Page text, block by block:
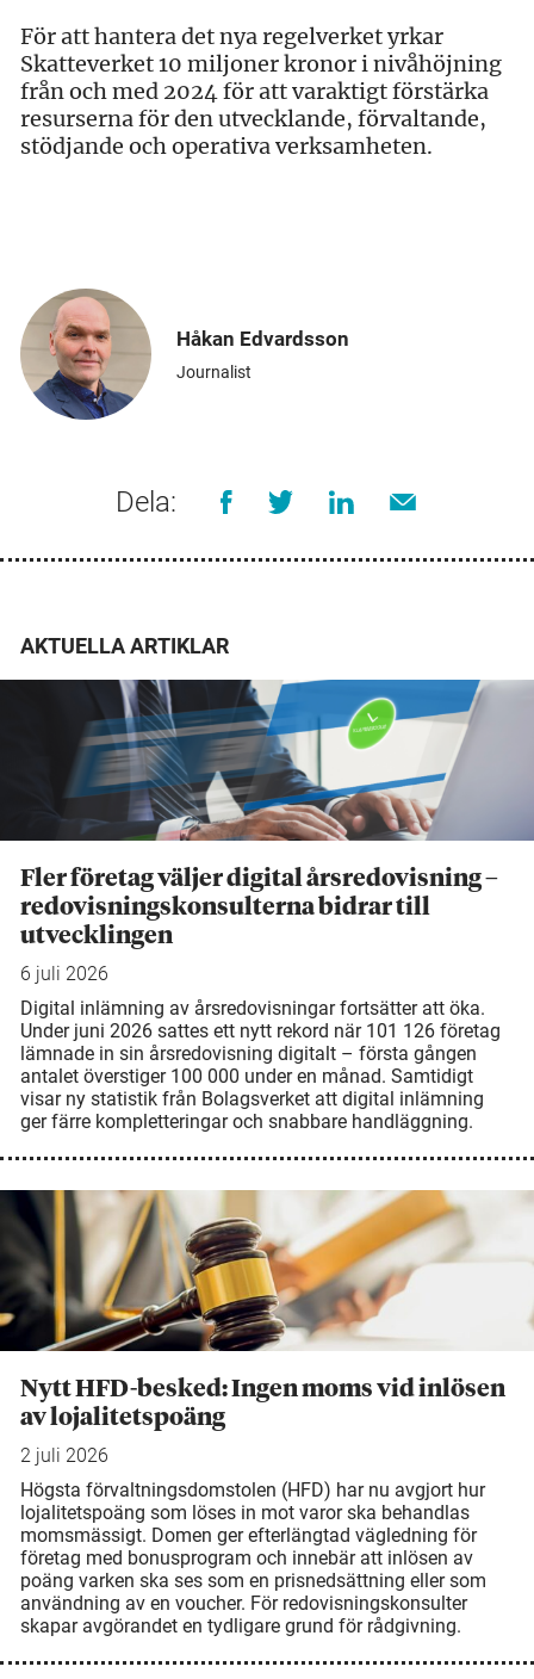
För att hantera det nya regelverket yrkar
Skatteverket 10 miljoner kronor i nivåhöjning
från och med 2024 för att varaktigt förstärka
resurserna för den utvecklande, förvaltande,
stödjande och operativa verksamheten.
Håkan Edvardsson
Journalist
Dela:
AKTUELLA ARTIKLAR
Fler företag väljer digital årsredovisning –
redovisningskonsulterna bidrar till
utvecklingen
6 juli 2026
Digital inlämning av årsredovisningar fortsätter att öka.
Under juni 2026 sattes ett nytt rekord när 101 126 företag
lämnade in sin årsredovisning digitalt – första gången
antalet överstiger 100 000 under en månad. Samtidigt
visar ny statistik från Bolagsverket att digital inlämning
ger färre kompletteringar och snabbare handläggning.
Nytt HFD-besked: Ingen moms vid inlösen
av lojalitetspoäng
2 juli 2026
Högsta förvaltningsdomstolen (HFD) har nu avgjort hur
lojalitetspoäng som löses in mot varor ska behandlas
momsmässigt. Domen ger efterlängtad vägledning för
företag med bonusprogram och innebär att inlösen av
poäng varken ska ses som en prisnedsättning eller som
användning av en voucher. För redovisningskonsulter
skapar avgörandet en tydligare grund för rådgivning.